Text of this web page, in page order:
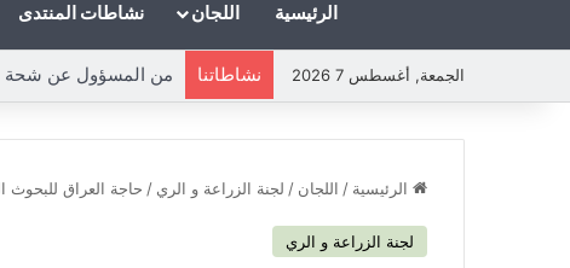
الرئيسية اللجان نشاطات المنتدى
الجمعة, أغسطس 7 2026 نشاطاتنا من المسؤول عن شحة
الرئيسية / اللجان / لجنة الزراعة و الري / حاجة العراق للبحوث
لجنة الزراعة و الري